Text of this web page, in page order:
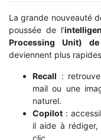
La grande nouveauté
poussée de l’
Processing Unit)
deviennent plus
Recall :
mail ou une
naturel.
Copilot :
il aide à
clic.